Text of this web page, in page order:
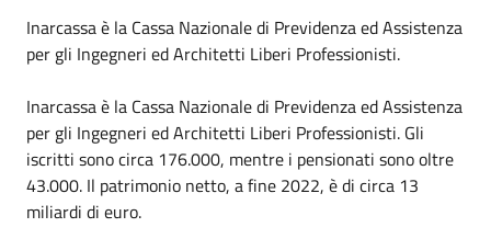
AGGIORNAMENTO PROFESSIONALE
Inarcassa è la Cassa Nazionale di Previdenza ed Assistenza
per gli Ingegneri ed Architetti Liberi Professionisti.
Inarcassa è la Cassa Nazionale di Previdenza ed Assistenza
per gli Ingegneri ed Architetti Liberi Professionisti. Gli
iscritti sono circa 176.000, mentre i pensionati sono oltre
43.000. Il patrimonio netto, a fine 2022, è di circa 13
miliardi di euro.